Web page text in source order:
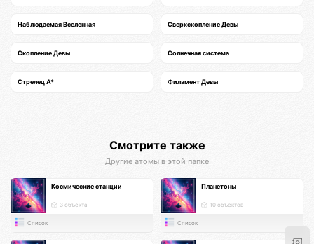
Наблюдаемая Вселенная Сверхскопление Девы
Скопление Девы Солнечная система
Стрелец A* Филамент Девы
Смотрите также
Другие атомы в этой папке
Космические станции
3 объекта
Список
Планетоны
10 объектов
Список